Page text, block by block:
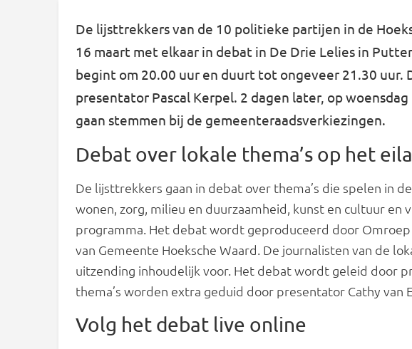
De lijsttrekkers van de 10 politieke partijen in de
16 maart met elkaar in debat in De Drie Lelies in
begint om 20.00 uur en duurt tot ongeveer 21.30 uur.
presentator Pascal Kerpel. 2 dagen later, op
gaan stemmen bij de gemeenteraadsverkiezingen.
Debat over lokale thema’s op het
De lijsttrekkers gaan in debat over thema’s die spelen in
wonen, zorg, milieu en duurzaamheid, kunst en cultuur en
programma. Het debat wordt geproduceerd door
van Gemeente Hoeksche Waard. De journalisten van de
uitzending inhoudelijk voor. Het debat wordt geleid door
thema’s worden extra geduid door presentator Cathy van
Volg het debat live online